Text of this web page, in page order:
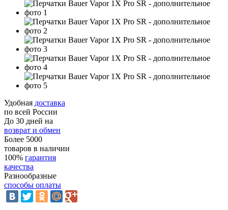
Удобная доставка
по всей России
До 30 дней на
возврат и обмен
Более 5000
товаров в наличии
100% гарантия
качества
Разнообразные
способы оплаты